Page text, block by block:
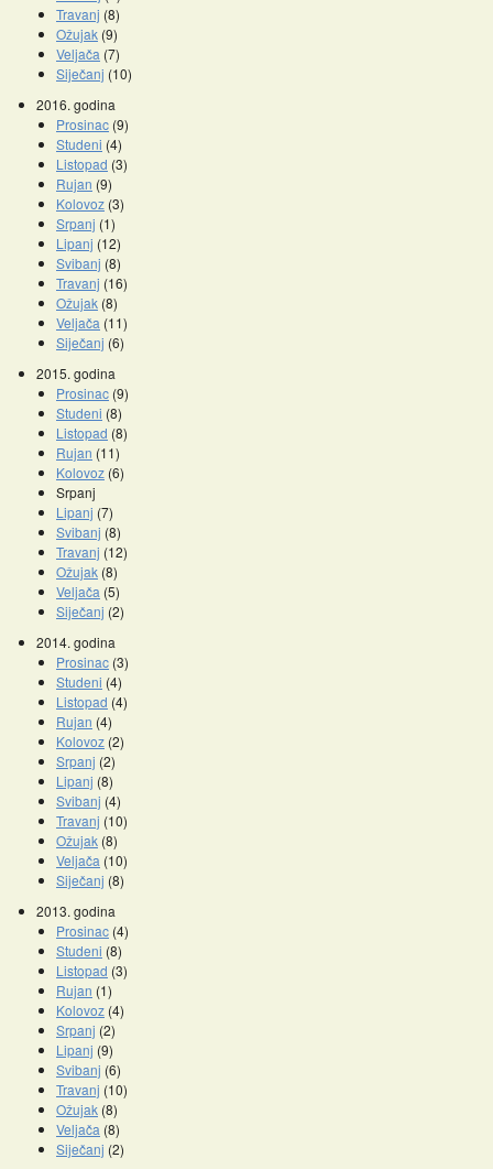
Travanj (8)
Ožujak (9)
Veljača (7)
Siječanj (10)
2016. godina
Prosinac (9)
Studeni (4)
Listopad (3)
Rujan (9)
Kolovoz (3)
Srpanj (1)
Lipanj (12)
Svibanj (8)
Travanj (16)
Ožujak (8)
Veljača (11)
Siječanj (6)
2015. godina
Prosinac (9)
Studeni (8)
Listopad (8)
Rujan (11)
Kolovoz (6)
Srpanj
Lipanj (7)
Svibanj (8)
Travanj (12)
Ožujak (8)
Veljača (5)
Siječanj (2)
2014. godina
Prosinac (3)
Studeni (4)
Listopad (4)
Rujan (4)
Kolovoz (2)
Srpanj (2)
Lipanj (8)
Svibanj (4)
Travanj (10)
Ožujak (8)
Veljača (10)
Siječanj (8)
2013. godina
Prosinac (4)
Studeni (8)
Listopad (3)
Rujan (1)
Kolovoz (4)
Srpanj (2)
Lipanj (9)
Svibanj (6)
Travanj (10)
Ožujak (8)
Veljača (8)
Siječanj (2)